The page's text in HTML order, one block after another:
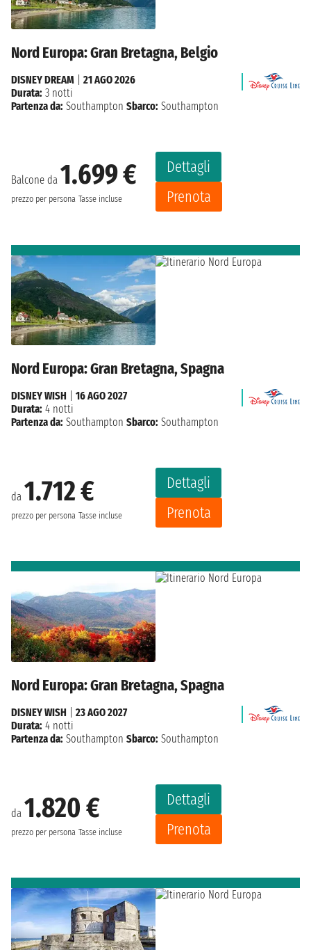
Nord Europa: Gran Bretagna, Belgio
Balcone da 1.699 €
prezzo per persona Tasse incluse
Dettagli
Prenota
DISNEY DREAM
21 AGO 2026
Durata: 3 notti
Partenza da: Southampton Sbarco: Southampton
Nord Europa: Gran Bretagna, Spagna
da 1.712 €
prezzo per persona Tasse incluse
Dettagli
Prenota
DISNEY WISH
16 AGO 2027
Durata: 4 notti
Partenza da: Southampton Sbarco: Southampton
Nord Europa: Gran Bretagna, Spagna
da 1.820 €
prezzo per persona Tasse incluse
Dettagli
Prenota
DISNEY WISH
23 AGO 2027
Durata: 4 notti
Partenza da: Southampton Sbarco: Southampton